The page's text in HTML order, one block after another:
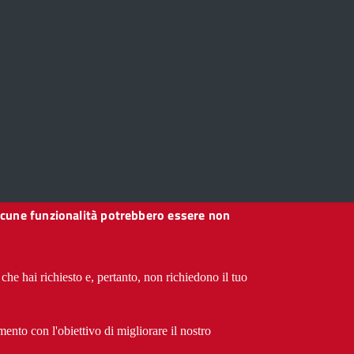
funzionalità potrebbero essere non
hai richiesto e, pertanto, non richiedono il tuo
con l'obiettivo di migliorare il nostro